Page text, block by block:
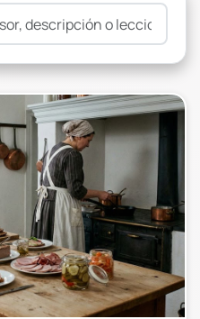
descripción o lecciones...